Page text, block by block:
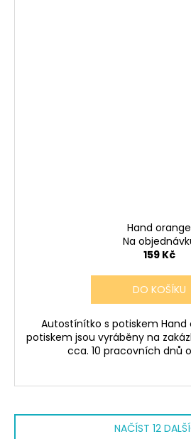
Hand orange
Na
159 Kč
DO KOŠÍKU
Autostínítko s potiskem Hand
potiskem jsou vyráběny na
cca. 10 pracovních dnů
NAČÍST 12